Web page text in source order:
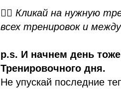
👉🏼 Кликай на нужную
всех тренировок и
p.s. И начнем день
Тренировочного дня.
Не упускай последние